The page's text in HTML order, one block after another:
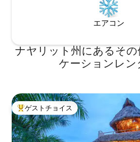
エアコン
ナヤリット州にあるそ
ケーションレン
大好評のゲストチョイスです。
ゲストチョイス